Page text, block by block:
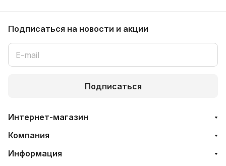
Подписаться на новости и акции
Подписаться
Интернет-магазин
Компания
Информация